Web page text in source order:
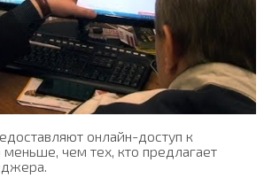
онлайн-доступ к
меньше, чем тех, кто предлагает